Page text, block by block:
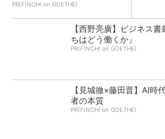
PR(FINCHI on GOETHE)
【西野亮廣】ビジネス
ちはどう働くか』
PR(FINCHI on GOETHE)
【見城徹×藤田晋】AI時
者の本質
PR(FINCHI on GOETHE)